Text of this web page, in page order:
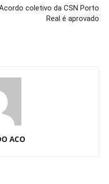
coletivo da CSN Porto
Real é aprovado
ACO